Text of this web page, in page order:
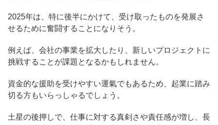
2025年は、特に後半にかけて、受け取ったものを発展さ
せるために奮闘することになりそう。
例えば、会社の事業を拡大したり、新しいプロジェクトに
挑戦することが課題となるかもしれません。
資金的な援助を受けやすい運氣でもあるため、起業に踏み
切る方もいらっしゃるでしょう。
土星の後押しで、仕事に対する真剣さや責任感が増し、長